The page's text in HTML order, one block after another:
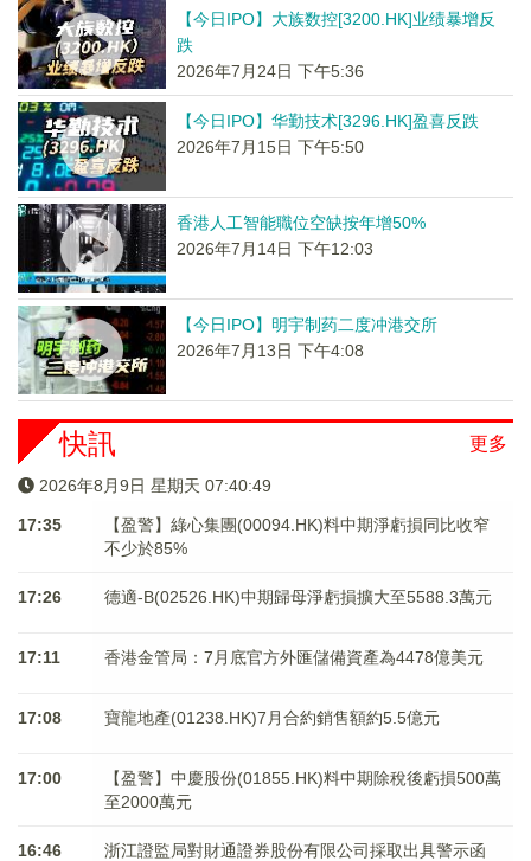
【今日IPO】大族数控[3200.HK]业绩暴增反
跌
2026年7月24日 下午5:36
【今日IPO】华勤技术[3296.HK]盈喜反跌
2026年7月15日 下午5:50
香港人工智能職位空缺按年增50%
2026年7月14日 下午12:03
【今日IPO】明宇制药二度冲港交所
2026年7月13日 下午4:08
更多
快訊
2026年8月9日 星期天 07:40:50
17:35
【盈警】綠心集團(00094.HK)料中期淨虧損同比收窄
不少於85%
17:26 德適-B(02526.HK)中期歸母淨虧損擴大至5588.3萬元
17:11 香港金管局：7月底官方外匯儲備資產為4478億美元
17:08 寶龍地產(01238.HK)7月合約銷售額約5.5億元
17:00
【盈警】中慶股份(01855.HK)料中期除稅後虧損500萬
至2000萬元
16:46
浙江證監局對財通證券股份有限公司採取出具警示函